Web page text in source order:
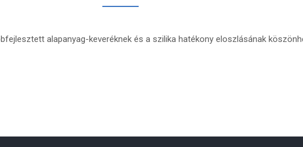
alapanyag-keveréknek és a szilika hatékony eloszlásának